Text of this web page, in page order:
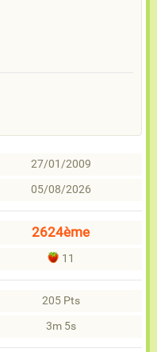
27/01/2009
05/08/2026
2624ème
11
205 Pts
3m 5s